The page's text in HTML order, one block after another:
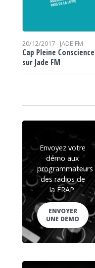
20/12/2017 - JADE FM
Cap Pleine Conscience
sur Jade FM
Envoyez votre
démo aux
programmateurs
des radios de
la FRAP.
ENVOYER
UNE DEMO